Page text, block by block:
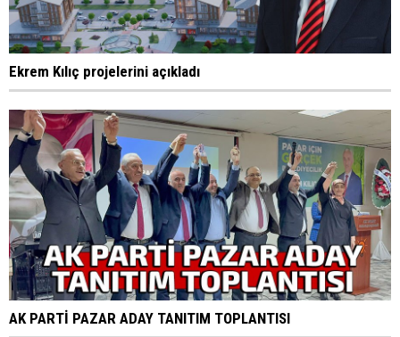
Ekrem Kılıç projelerini açıkladı
AK PARTİ PAZAR ADAY TANITIM TOPLANTISI